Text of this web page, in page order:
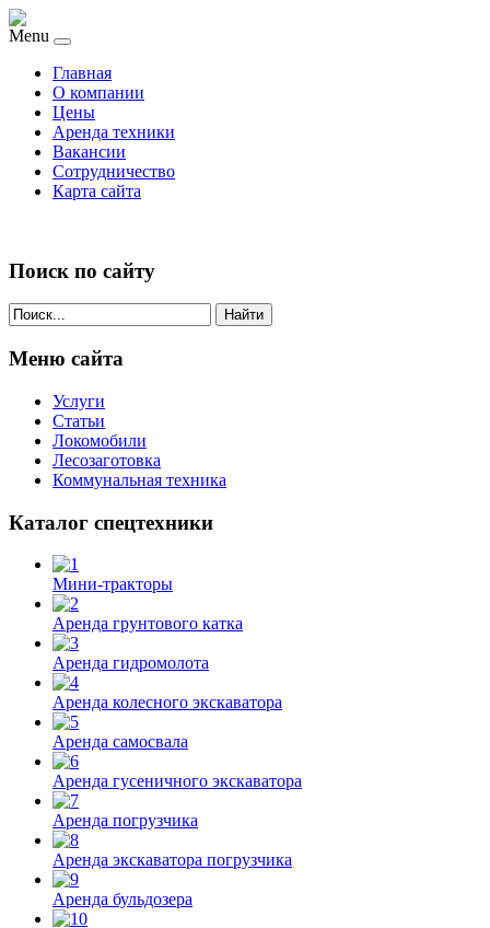
Menu
Главная
О компании
Цены
Аренда техники
Вакансии
Сотрудничество
Карта сайта
Поиск по сайту
Найти
Меню сайта
Услуги
Статьи
Локомобили
Лесозаготовка
Коммунальная техника
Каталог спецтехники
Мини-тракторы
Аренда грунтового катка
Аренда гидромолота
Аренда колесного экскаватора
Аренда самосвала
Аренда гусеничного экскаватора
Аренда погрузчика
Аренда экскаватора погрузчика
Аренда бульдозера